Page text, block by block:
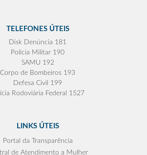
TELEFONES ÚTEIS
Disk Denúncia 181
Polícia Militar 190
SAMU 192
Corpo de Bombeiros 193
Defesa Civil 199
Rodoviária Federal 1527
LINKS ÚTEIS
Portal da Transparência
de Atendimento a Mulher